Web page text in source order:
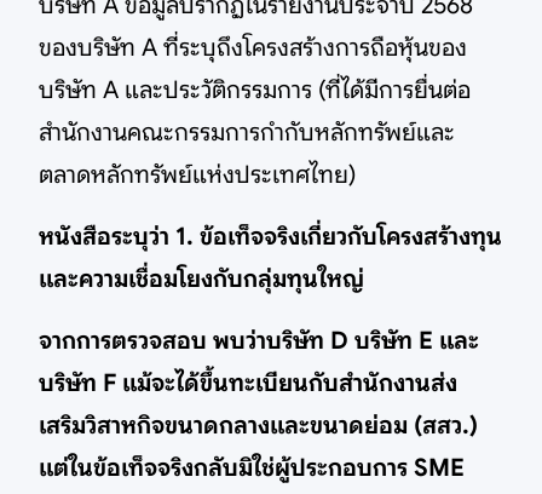
ของบริษัท A ที่ระบุถึงโครงสร้างการถือหุ้นของ
บริษัท A และประวัติกรรมการ (ที่ได้มีการยื่นต่อ
สำนักงานคณะกรรมการกำกับหลักทรัพย์และ
ตลาดหลักทรัพย์แห่งประเทศไทย)
หนังสือระบุว่า 1. ข้อเท็จจริงเกี่ยวกับโครงสร้างทุน
และความเชื่อมโยงกับกลุ่มทุนใหญ่
จากการตรวจสอบ พบว่าบริษัท D บริษัท E และ
บริษัท F แม้จะได้ขึ้นทะเบียนกับสำนักงานส่ง
เสริมวิสาหกิจขนาดกลางและขนาดย่อม (สสว.)
แต่ในข้อเท็จจริงกลับมิใช่ผู้ประกอบการ SME